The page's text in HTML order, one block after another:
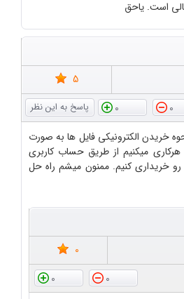
است. یاحق
5
0
0
خریدن الکترونیکی فایل ها به صورت
میکنیم از طریق حساب کاربری
رو خریداری کنیم. ممنون میشم راه حل
0
0
0